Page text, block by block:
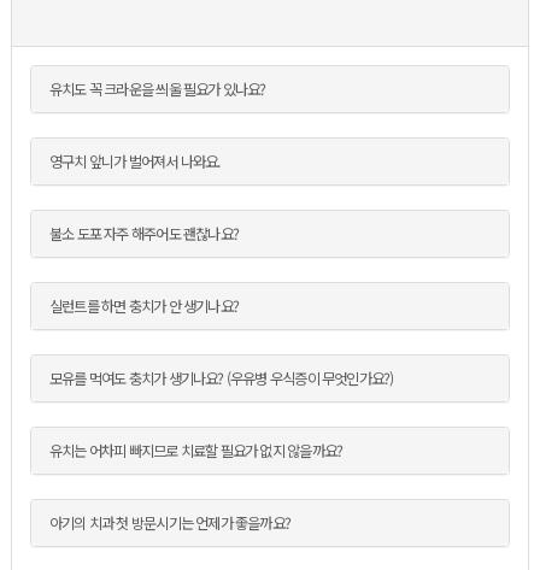
유치도 꼭 크라운을 씌울 필요가 있나요?
영구치 앞니가 벌어져서 나와요.
불소 도포 자주 해주어도 괜찮나요?
실런트를 하면 충치가 안 생기나요?
모유를 먹여도 충치가 생기나요? (우유병 우식증이 무엇인가요?)
유치는 어차피 빠지므로 치료할 필요가 없지 않을까요?
아기의 치과 첫 방문시기는 언제가 좋을까요?